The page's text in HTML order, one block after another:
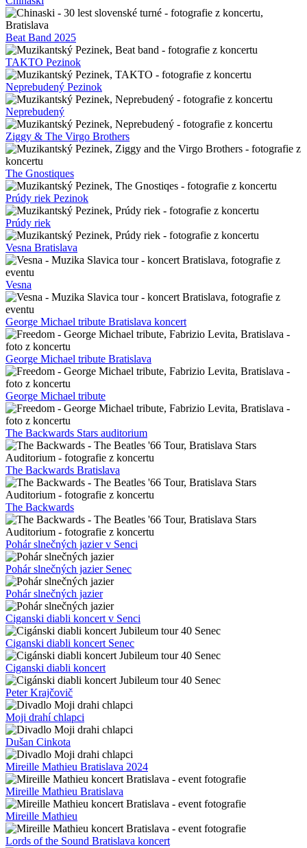
Beat Band 2025
TAKTO Pezinok
Neprebudený Pezinok
Neprebudený
Ziggy & The Virgo Brothers
The Gnostiques
Prúdy riek Pezinok
Prúdy riek
Vesna Bratislava
Vesna
George Michael tribute Bratislava koncert
George Michael tribute Bratislava
George Michael tribute
The Backwards Stars auditorium
The Backwards Bratislava
The Backwards
Pohár slnečných jazier v Senci
Pohár slnečných jazier Senec
Pohár slnečných jazier
Ciganski diabli koncert v Senci
Ciganski diabli koncert Senec
Ciganski diabli koncert
Peter Krajčovič
Moji drahí chlapci
Dušan Cinkota
Mireille Mathieu Bratislava 2024
Mireille Mathieu Bratislava
Mireille Mathieu
Lords of the Sound Bratislava koncert